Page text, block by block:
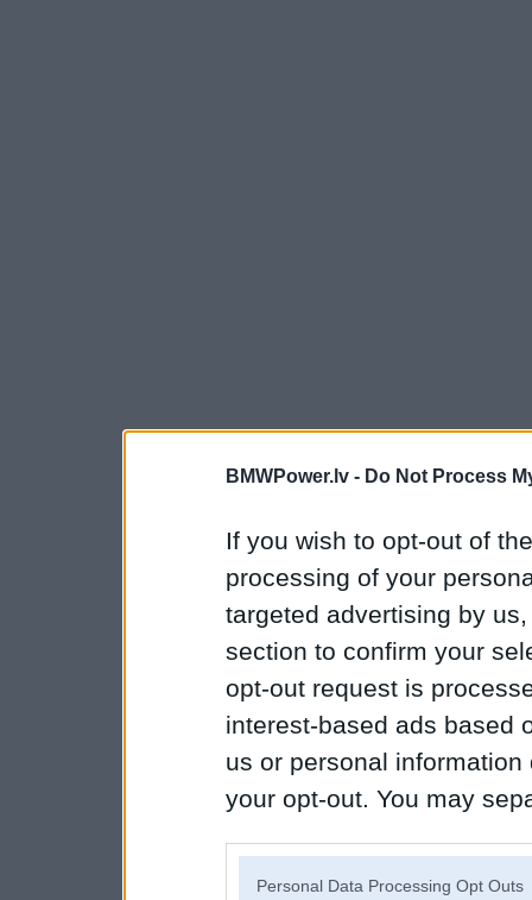
BMWPower.lv - Do Not Process
If you wish to opt-out of
processing of your
targeted advertising by
section to confirm your
opt-out request is
interest-based ads based
us or personal
your opt-out. You may
Personal Data Processing Opt Outs